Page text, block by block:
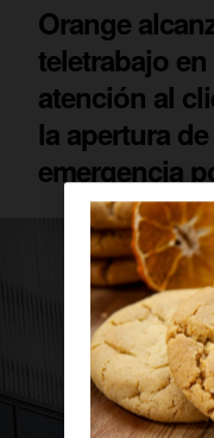
Orange
teletrabajo
atención al
la apertura
emergencia